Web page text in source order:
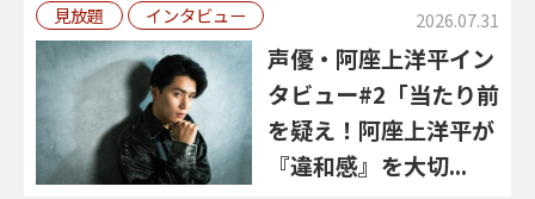
見放題 インタビュー 2026.07.31
声優・阿座上洋平イン
タビュー#2「当たり前
を疑え！阿座上洋平が
『違和感』を大切...